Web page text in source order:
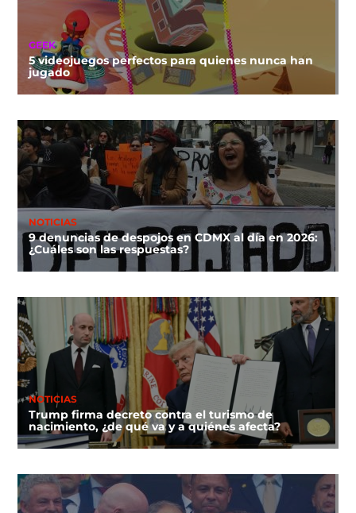
GEEK
5 videojuegos perfectos para quienes nunca han
jugado
NOTICIAS
9 denuncias de despojos en CDMX al día en 2026:
¿Cuáles son las respuestas?
NOTICIAS
Trump firma decreto contra el turismo de
nacimiento, ¿de qué va y a quiénes afecta?